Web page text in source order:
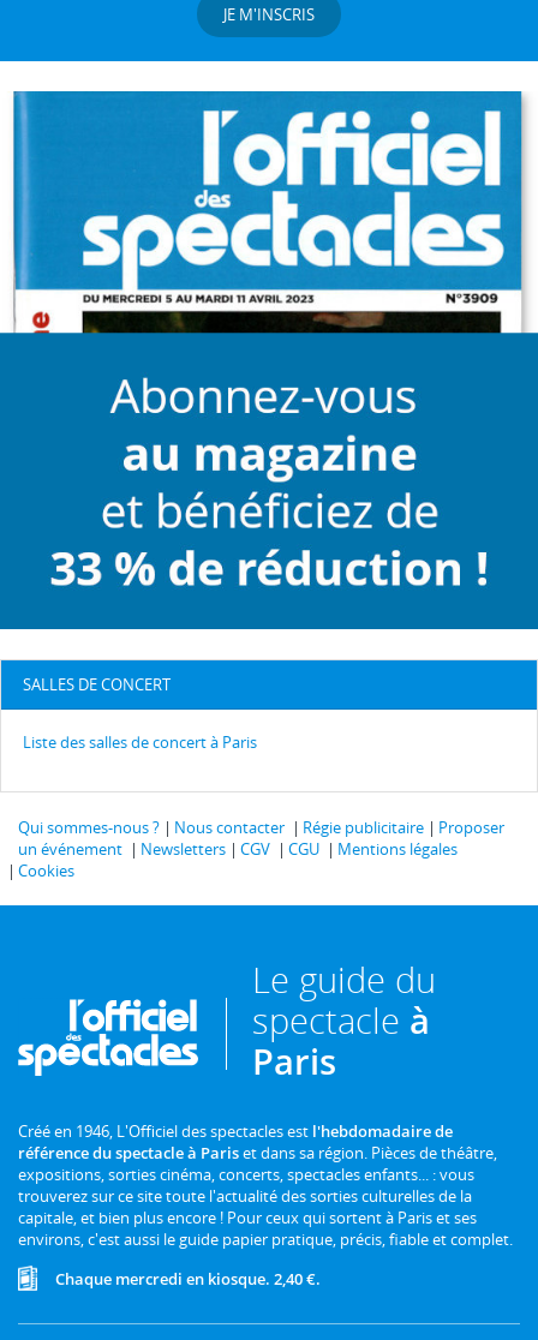
JE M'INSCRIS
SALLES DE CONCERT
Liste des salles de concert à Paris
Qui sommes-nous ? Nous contacter Régie publicitaire
Proposer
un événement
Newsletters CGV CGU
Mentions légales
Cookies
Le guide du
spectacle à
Paris
Créé en 1946, L'Officiel des spectacles est l'hebdomadaire de
référence du spectacle à Pariset dans sa région. Pièces de théâtre,
expositions, sorties cinéma, concerts, spectacles enfants... : vous
trouverez sur ce site toute l'actualité des sorties culturelles de la
capitale, et bien plus encore ! Pour ceux qui sortent à Paris et ses
environs, c'est aussi le guide papier pratique, précis, fiable et complet.
Chaque mercredi en kiosque. 2,40 €.